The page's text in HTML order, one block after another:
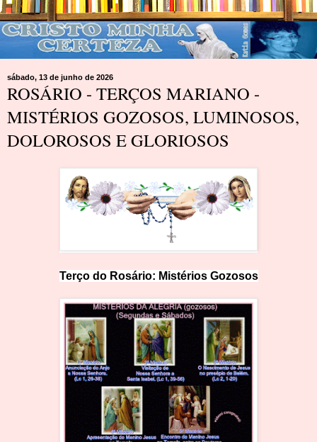
sábado, 13 de junho de 2026
ROSÁRIO - TERÇOS MARIANO -
MISTÉRIOS GOZOSOS, LUMINOSOS,
DOLOROSOS E GLORIOSOS
Terço do Rosário: Mistérios Gozosos